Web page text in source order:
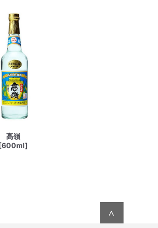
高嶺
∧